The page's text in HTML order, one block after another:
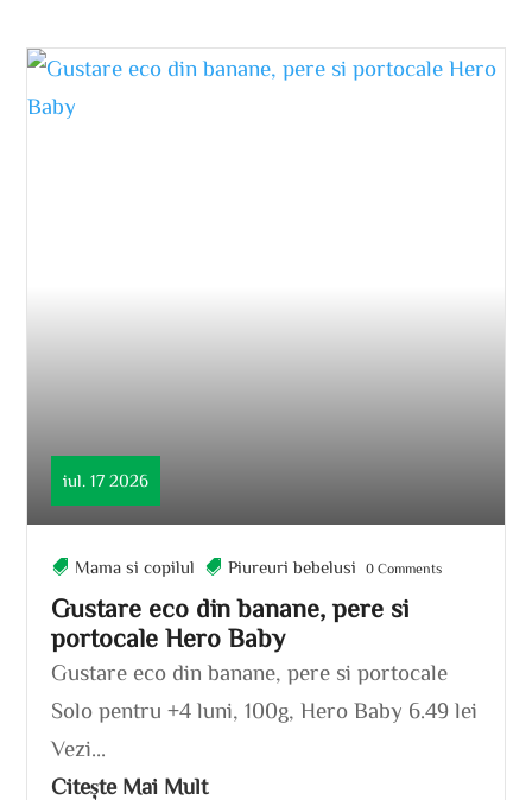
Gustare eco din banane, pere si
portocale Hero Baby
iul. 17 2026
Mama si copilul Piureuri bebelusi 0 Comments
Gustare eco din banane, pere si portocale
Solo pentru +4 luni, 100g, Hero Baby 6.49 lei
Vezi...
Citește Mai Mult